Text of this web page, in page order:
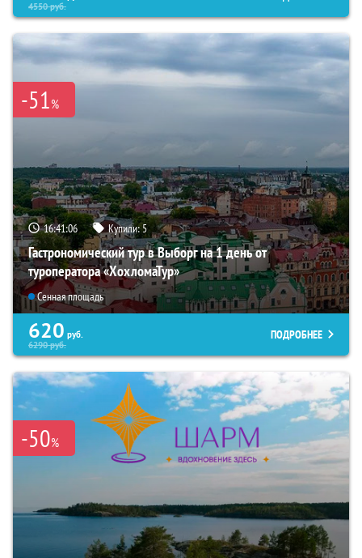
4550руб.
-51%
16:41:04 Купили:5
Гастрономический тур в Выборг на 1 день от
туроператора «ХохломаТур»
Сенная площадь
620 руб.
6290руб.
ПОДРОБНЕЕ
-50%